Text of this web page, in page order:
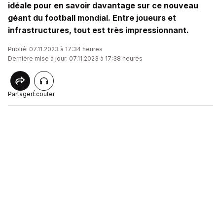
idéale pour en savoir davantage sur ce nouveau
géant du football mondial. Entre joueurs et
infrastructures, tout est très impressionnant.
Publié: 07.11.2023 à 17:34 heures
Dernière mise à jour: 07.11.2023 à 17:38 heures
PartagerÉcouter